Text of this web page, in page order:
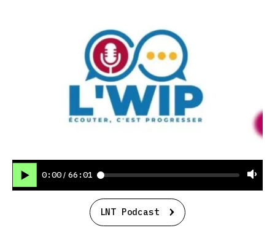
0:00 / 66:01
LNT Podcast